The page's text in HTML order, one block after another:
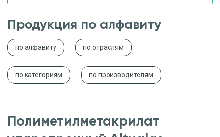
Продукция по алфавиту
по алфавиту по отраслям
по категориям по производителям
Полиметилметакрилат